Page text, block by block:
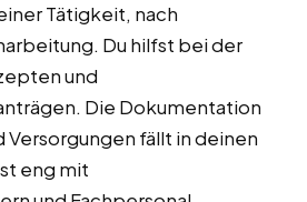
Tätigkeit, nach
Du hilfst bei der
und
Die Dokumentation
Versorgungen fällt in deinen
eng mit